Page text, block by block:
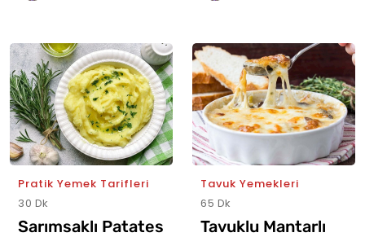
Pratik Yemek Tarifleri
30 Dk
Sarımsaklı Patates
Tavuk Yemekleri
65 Dk
Tavuklu Mantarlı